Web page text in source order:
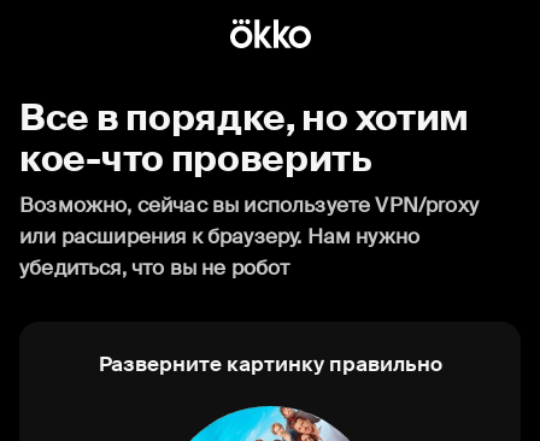
Все в порядке, но хотим
кое-что проверить
Возможно, сейчас вы используете VPN/proxy
или расширения к браузеру. Нам нужно
убедиться, что вы не робот
Разверните картинку правильно